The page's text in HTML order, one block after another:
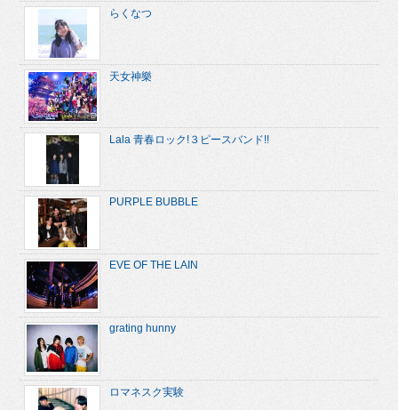
らくなつ
天女神樂
Lala 青春ロック!３ピースバンド!!
PURPLE BUBBLE
EVE OF THE LAIN
grating hunny
ロマネスク実験